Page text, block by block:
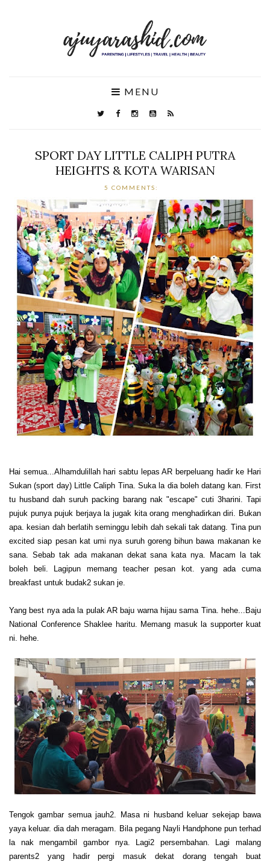
MENU
SPORT DAY LITTLE CALIPH PUTRA
HEIGHTS & KOTA WARISAN
5 COMMENTS:
Hai semua...Alhamdulillah hari sabtu lepas AR berpeluang hadir ke Hari
Sukan (sport day) Little Caliph Tina. Suka la dia boleh datang kan. First
tu husband dah suruh packing barang nak "escape" cuti 3harini. Tapi
pujuk punya pujuk berjaya la jugak kita orang menghadirkan diri. Bukan
apa. kesian dah berlatih seminggu lebih dah sekali tak datang. Tina pun
excited siap pesan kat umi nya suruh goreng bihun bawa makanan ke
sana. Sebab tak ada makanan dekat sana kata nya. Macam la tak
boleh beli. Lagipun memang teacher pesan kot. yang ada cuma
breakfast untuk budak2 sukan je.
Yang best nya ada la pulak AR baju warna hijau sama Tina. hehe...Baju
National Conference Shaklee haritu. Memang masuk la supporter kuat
ni. hehe.
Tengok gambar semua jauh2. Masa ni husband keluar sekejap bawa
yaya keluar. dia dah meragam. Bila pegang Nayli Handphone pun terhad
la nak mengambil gambor nya. Lagi2 persembahan. Lagi malang
parents2 yang hadir pergi masuk dekat dorang tengah buat